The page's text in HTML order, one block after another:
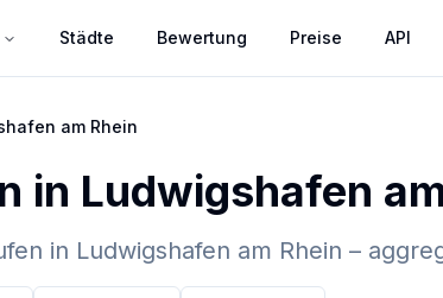
Städte Bewertung Preise API
am Rhein
in Ludwigshafen
in Ludwigshafen am Rhein –